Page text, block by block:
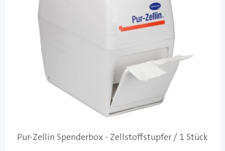
Pur-Zellin Spenderbox - Zellstoffstupfer / 1 Stück